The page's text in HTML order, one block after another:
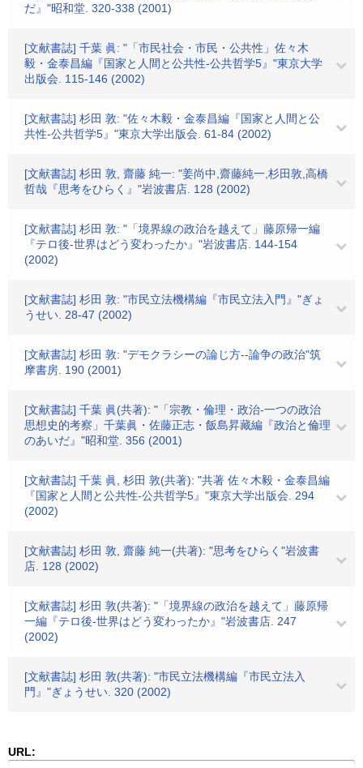
だ』"昭和堂. 320-338 (2001)
[文献書誌] 千葉 眞: "「市民社会・市民・公共性」佐々木
毅・金泰昌編『国家と人間と公共性-公共哲学5』"東京大学
出版会. 115-146 (2002)
[文献書誌] 杉田 敦: "佐々木毅・金泰昌編『国家と人間と公
共性-公共哲学5』"東京大学出版会. 61-84 (2002)
[文献書誌] 杉田 敦, 齋藤 純一: "姜尚中,齋藤純一,杉田敦,高橋
哲哉『思考をひらく』"岩波書店. 128 (2002)
[文献書誌] 杉田 敦: "「境界線の政治を越えて」藤原帰一編
『テロ後-世界はどう変わったか』"岩波書店. 144-154
(2002)
[文献書誌] 杉田 敦: "市民立法機構編『市民立法入門』"ぎょ
うせい. 28-47 (2002)
[文献書誌] 杉田 敦: "デモクラシーの論じ方--論争の政治"筑
摩書房. 190 (2001)
[文献書誌] 千葉 眞(共著): "「宗教・倫理・政治-一つの政治
思想史的考察」千葉眞・佐藤正志・飯島昇藏編『政治と倫理
のあいだ』"昭和堂. 356 (2001)
[文献書誌] 千葉 眞, 杉田 敦(共著): "共著 佐々木毅・金泰昌編
『国家と人間と公共性-公共哲学5』"東京大学出版会. 294
(2002)
[文献書誌] 杉田 敦, 齋藤 純一(共著): "思考をひらく"岩波書
店. 128 (2002)
[文献書誌] 杉田 敦(共著): "「境界線の政治を越えて」藤原帰
一編『テロ後-世界はどう変わったか』"岩波書店. 247
(2002)
[文献書誌] 杉田 敦(共著): "市民立法機構編『市民立法入
門』"ぎょうせい. 320 (2002)
URL: